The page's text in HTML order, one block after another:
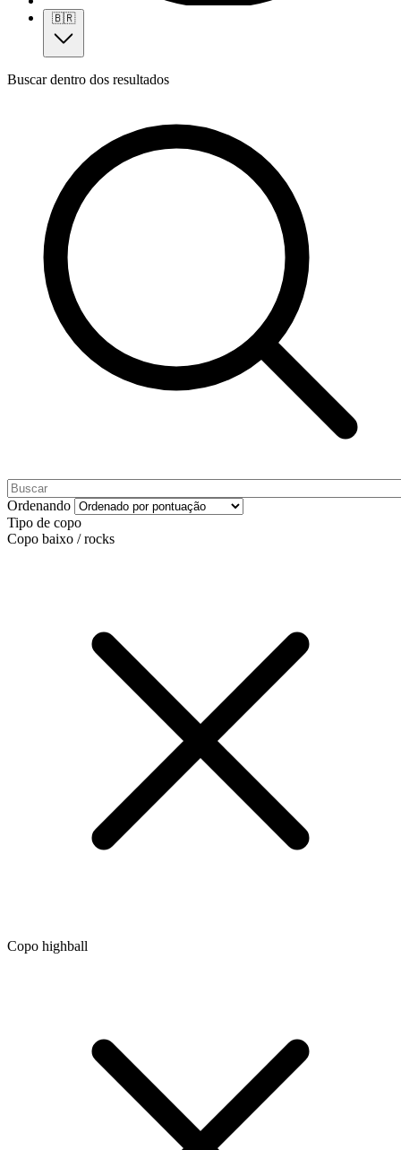
🇧🇷
Buscar dentro dos resultados
Ordenando
Tipo de copo
Copo baixo / rocks
Copo highball